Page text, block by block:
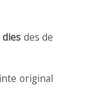
dies des de
original